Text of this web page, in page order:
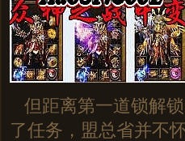
但距离第一道锁解
了任务，盟总省并不